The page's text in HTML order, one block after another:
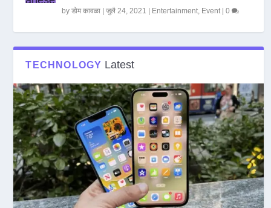
byडोम कावळा |जुलै 24, 2021 Entertainment, Event|0
TECHNOLOGY Latest